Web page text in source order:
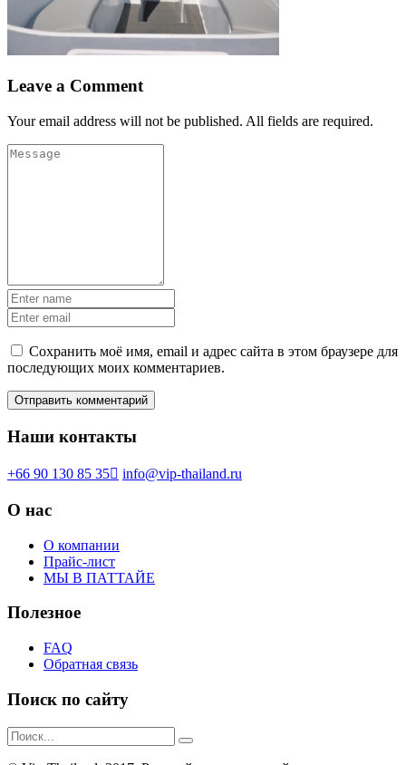
Leave a Comment
Your email address will not be published. All fields are required.
Сохранить моё имя, email и адрес сайта в этом браузере для
последующих моих комментариев.
Наши контакты
+66 90 130 85 35 info@vip-thailand.ru
О нас
О компании
Прайс-лист
МЫ В ПАТТАЙЕ
Полезное
FAQ
Обратная связь
Поиск по сайту